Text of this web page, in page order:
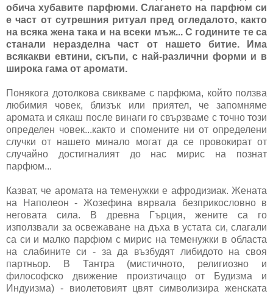
обича хубавите парфюми. Слагането на парфюм си
е част от сутрешния ритуал пред огледалото, както
на всяка жена така и на всеки мъж... С годините те са
станали неразделна част от нашето битие. Има
всякакви евтини, скъпи, с най-различни форми и в
широка гама от аромати.
Понякога дотолкова свикваме с парфюма, който ползва
любимия човек, близък или приятел, че запомняме
аромата и сякаш после винаги го свързваме с точно този
определен човек...както и спомените ни от определени
случки от нашето минало могат да се провокират от
случайно достигналият до нас мирис на познат
парфюм...
Казват, че аромата на теменужки е афродизиак. Жената
на Наполеон - Жозефина вярвала безприкословно в
неговата сила. В древна Гърция, жените са го
използвали за освежаване на дъха в устата си, слагали
са си и малко парфюм с мирис на теменужки в областа
на слабините си - за да възбудят либидото на своя
партньор. В Тантра (мистичното, религиозно и
философско движение произтичащо от Будизма и
Индуизма) - виолетовият цвят символизира женската